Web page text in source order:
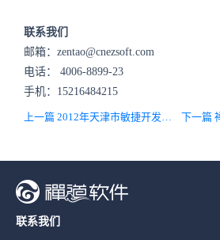
联系我们
邮箱：zentao@cnezsoft.com
电话： 4006-8899-23
手机：15216484215
上一篇 2012年天津市敏捷开发者大会即将开幕 下一篇
联系我们